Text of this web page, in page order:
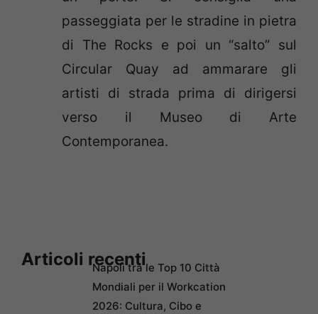
passeggiata per le stradine in pietra
di The Rocks e poi un “salto” sul
Circular Quay ad ammarare gli
artisti di strada prima di dirigersi
verso il Museo di Arte
Contemporanea.
Articoli recentiNapoli tra le Top 10 Città
Mondiali per il Workcation
2026: Cultura, Cibo e